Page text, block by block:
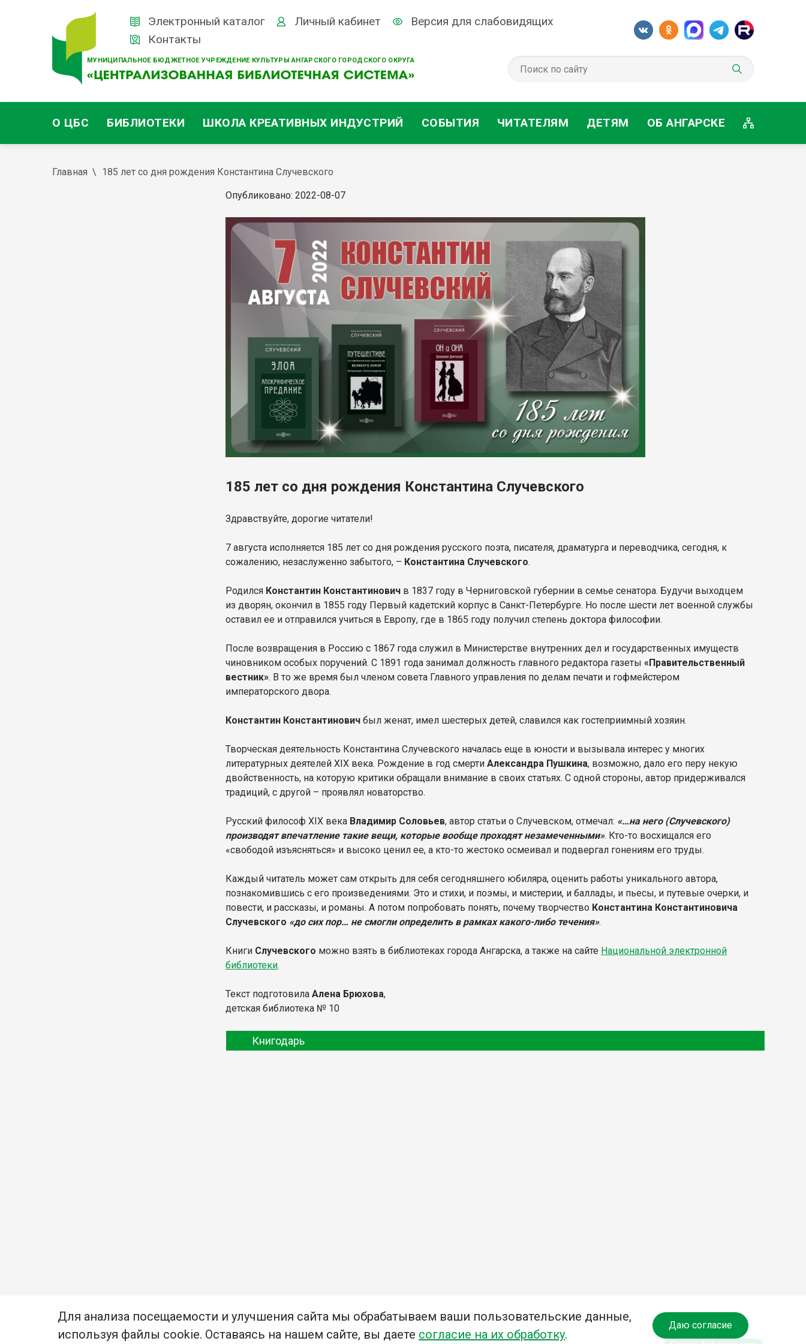
МУНИЦИПАЛЬНОЕ БЮДЖЕТНОЕ УЧРЕЖДЕНИЕ КУЛЬТУРЫ АНГАРСКОГО ГОРОДСКОГО ОКРУГА
Электронный каталог Личный кабинет
Версия для слабовидящих
Контакты
О ЦБС БИБЛИОТЕКИ ШКОЛА КРЕАТИВНЫХ ИНДУСТРИЙ СОБЫТИЯ ЧИТАТЕЛЯМ ДЕТЯМ ОБ АНГАРСКЕ
Главная 185 лет со дня рождения Константина Случевского
Опубликовано: 2022-08-07
185 лет со дня рождения Константина Случевского
Здравствуйте, дорогие читатели!
7 августа исполняется 185 лет со дня рождения русского поэта, писателя, драматурга и переводчика, сегодня, к
сожалению, незаслуженно забытого, – Константина Случевского.
Родился Константин Константинович в 1837 году в Черниговской губернии в семье сенатора. Будучи выходцем
из дворян, окончил в 1855 году Первый кадетский корпус в Санкт-Петербурге. Но после шести лет военной службы
оставил ее и отправился учиться в Европу, где в 1865 году получил степень доктора философии.
После возвращения в Россию с 1867 года служил в Министерстве внутренних дел и государственных имуществ
чиновником особых поручений. С 1891 года занимал должность главного редактора газеты«Правительственный
вестник». В то же время был членом совета Главного управления по делам печати и гофмейстером
императорского двора.
Константин Константинович был женат, имел шестерых детей, славился как гостеприимный хозяин.
Творческая деятельность Константина Случевского началась еще в юности и вызывала интерес у многих
литературных деятелей ХIХ века. Рождение в год смертиАлександра Пушкина, возможно, дало его перу некую
двойственность, на которую критики обращали внимание в своих статьях. С одной стороны, автор придерживался
традиций, с другой – проявлял новаторство.
Русский философ ХIХ века Владимир Соловьев, автор статьи о Случевском, отмечал: «…на него (Случевского)
производят впечатление такие вещи, которые вообще проходят незамеченными». Кто-то восхищался его
«свободой изъясняться» и высоко ценил ее, а кто-то жестоко осмеивал и подвергал гонениям его труды.
Каждый читатель может сам открыть для себя сегодняшнего юбиляра, оценить работы уникального автора,
познакомившись с его произведениями. Это и стихи, и поэмы, и мистерии, и баллады, и пьесы, и путевые очерки, и
повести, и рассказы, и романы. А потом попробовать понять, почему творчество Константина Константиновича
Случевского «до сих пор… не смогли определить в рамках какого-либо течения».
Книги Случевского можно взять в библиотеках города Ангарска, а также на сайте Национальной электронной
библиотеки.
Текст подготовилаАлена Брюхова,
детская библиотека № 10
Книгодарь
Для анализа посещаемости и улучшения сайта мы обрабатываем ваши пользовательские данные,
используя файлы cookie. Оставаясь на нашем сайте, вы даете согласие на их обработку.
Даю согласие